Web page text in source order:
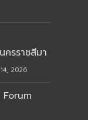
รราชสีมา
2026